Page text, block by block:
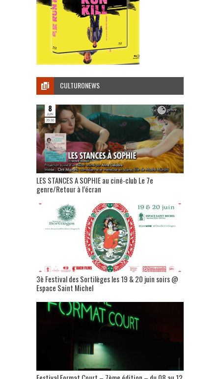
CULTURONEWS
LES STANCES A SOPHIE au ciné-club Le 7e
genre/Retour à l’écran
3è Festival des Sortilèges les 19 & 20 juin soirs @
Espace Saint Michel